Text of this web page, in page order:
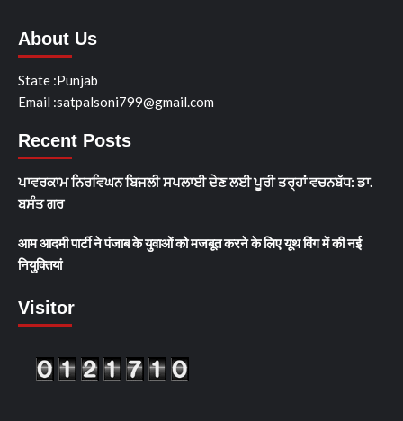
About Us
State :Punjab
Email :satpalsoni799@gmail.com
Recent Posts
ਪਾਵਰਕਾਮ ਨਿਰਵਿਘਨ ਬਿਜਲੀ ਸਪਲਾਈ ਦੇਣ ਲਈ ਪੂਰੀ ਤਰ੍ਹਾਂ ਵਚਨਬੱਧ: ਡਾ.
ਬਸੰਤ ਗਰ
आम आदमी पार्टी ने पंजाब के युवाओं को मजबूत करने के लिए यूथ विंग में की नई
नियुक्तियां
Visitor